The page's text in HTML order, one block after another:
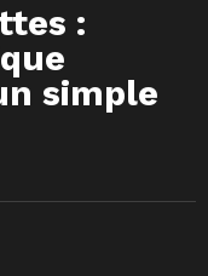
:
simple